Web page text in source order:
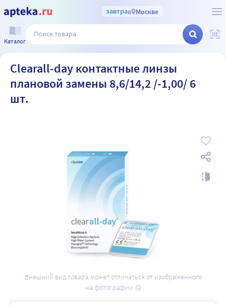
завтрав Москве
Каталог
Clearall-day контактные линзы
плановой замены 8,6/14,2 /-1,00/ 6
шт.
Внешний вид товара может отличаться от изображённого
на фотографии